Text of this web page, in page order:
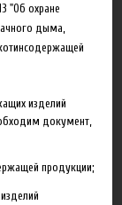
"Об охране
дыма,
изделий
документ,
продукции;